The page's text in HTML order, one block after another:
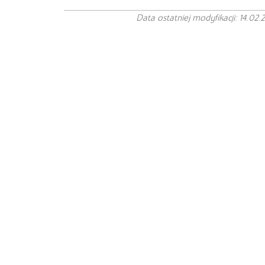
Data ostatniej modyfikacji: